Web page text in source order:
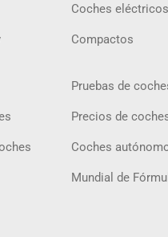
Coches eléctricos
Compactos
Pruebas de
Precios de
Coches
Mundial de